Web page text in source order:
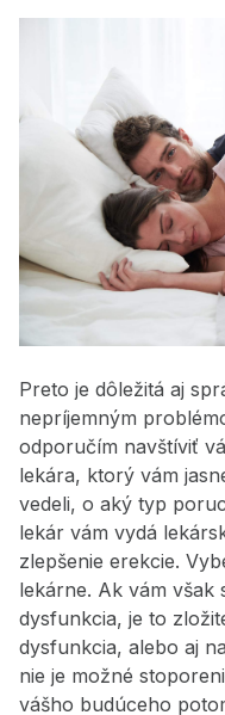
Preto je dôležitá aj
nepríjemným
odporučím navštíviť
lekára, ktorý vám
vedeli, o aký typ
lekár vám vydá
zlepšenie erekcie.
lekárne. Ak vám však
dysfunkcia, je to
dysfunkcia, alebo aj
nie je možné
vášho budúceho